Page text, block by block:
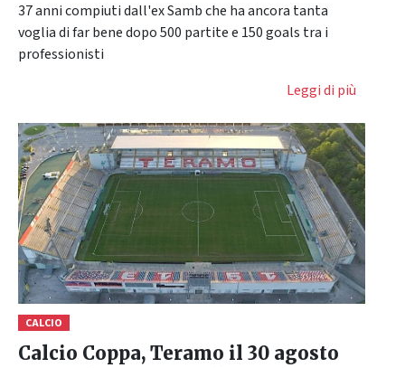
37 anni compiuti dall'ex Samb che ha ancora tanta
voglia di far bene dopo 500 partite e 150 goals tra i
professionisti
Leggi di più
CALCIO
Calcio Coppa, Teramo il 30 agosto